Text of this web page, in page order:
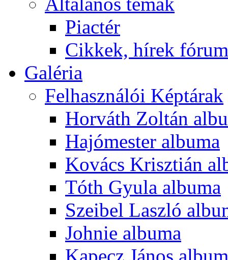
Piactér
Cikkek, hírek
Galéria
Felhasználói Képtárak
Horváth Zoltán
Hajómester albuma
Kovács Krisztián
Tóth Gyula albuma
Szeibel Laszló
Johnie albuma
Kapecz János